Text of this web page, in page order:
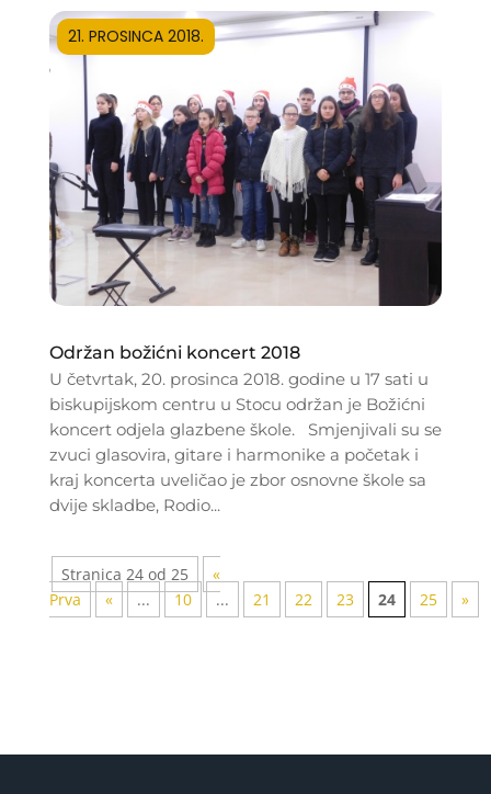
Održan božićni koncert 2018
21. PROSINCA 2018.
U četvrtak, 20. prosinca 2018. godine u 17 sati u
biskupijskom centru u Stocu održan je Božićni
koncert odjela glazbene škole. Smjenjivali su se
zvuci glasovira, gitare i harmonike a početak i
kraj koncerta uveličao je zbor osnovne škole sa
dvije skladbe, Rodio...
Stranica 24 od 25
«
Prva
« ... 10 ... 21 22 23 24 25 »